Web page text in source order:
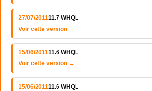
27/07/201111.7 WHQL
Voir cette version →
15/06/201111.6 WHQL
Voir cette version →
15/06/201111.6 WHQL